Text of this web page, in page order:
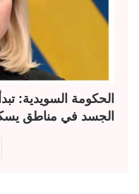
الحكومة السويدية:
الجسد في مناطق